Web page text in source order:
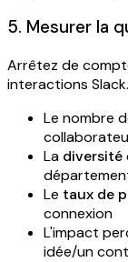
5. Mesurer la
Arrêtez de
interactions
Le nombre
La diversité
Le taux de
connexion
L'impact
idée/un